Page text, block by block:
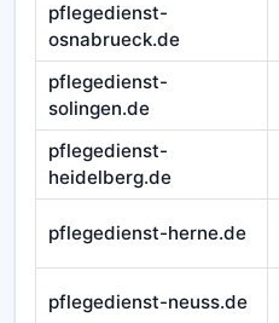
pflegedienst-
osnabrueck.de
pflegedienst-
solingen.de
pflegedienst-
heidelberg.de
pflegedienst-herne.de
pflegedienst-neuss.de